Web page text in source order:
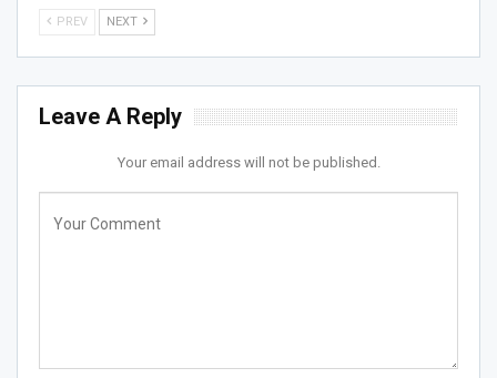
PREV NEXT
Leave A Reply
Your email address will not be published.